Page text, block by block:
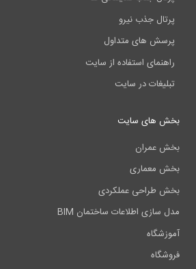
پرتال جذب نیرو
پرسش های متداول
راهنمای استفاده از سایت
تبلیغات در سایت
بخش های سایت
بخش عمران
بخش معماری
بخش طراحی عملکردی
مدل سازی اطلاعات ساختمان BIM
آموزشگاه
فروشگاه